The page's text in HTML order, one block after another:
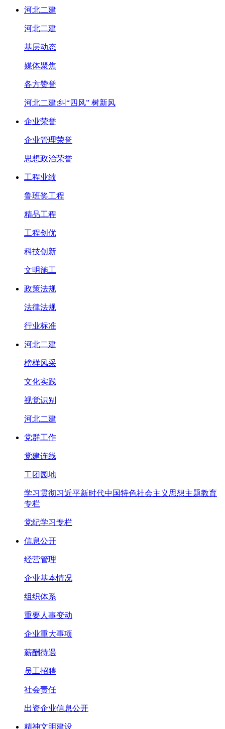
河北二建
河北二建
基层动态
媒体聚焦
各方赞誉
河北二建:纠“四风” 树新风
企业荣誉
企业管理荣誉
思想政治荣誉
工程业绩
鲁班奖工程
精品工程
工程创优
科技创新
文明施工
政策法规
法律法规
行业标准
河北二建
榜样风采
文化实践
视觉识别
河北二建
党群工作
党建连线
工团园地
学习贯彻习近平新时代中国特色社会主义思想主题教育
专栏
党纪学习专栏
信息公开
经营管理
企业基本情况
组织体系
重要人事变动
企业重大事项
薪酬待遇
员工招聘
社会责任
出资企业信息公开
精神文明建设